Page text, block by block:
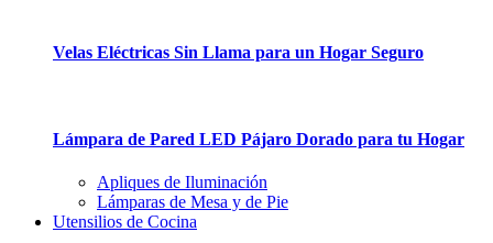
Velas Eléctricas Sin Llama para un Hogar Seguro
Lámpara de Pared LED Pájaro Dorado para tu Hogar
Apliques de Iluminación
Lámparas de Mesa y de Pie
Utensilios de Cocina